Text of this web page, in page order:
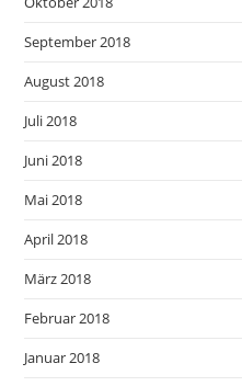
September 2018
August 2018
Juli 2018
Juni 2018
Mai 2018
April 2018
März 2018
Februar 2018
Januar 2018